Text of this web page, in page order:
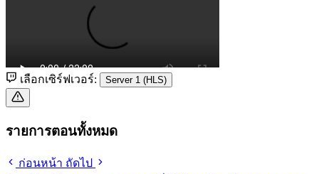
เลือกเซิร์ฟเวอร์: Server 1 (HLS)
รายการตอนทั้งหมด
ก่อนหน้า ถัดไป